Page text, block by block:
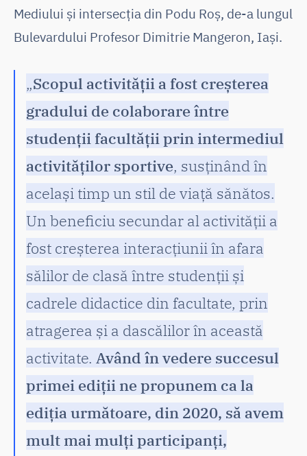
Mediului și intersecția din Podu Roș, de-a lungul
Bulevardului Profesor Dimitrie Mangeron, Iași.
„Scopul activității a fost creșterea
gradului de colaborare între
studenții facultății prin intermediul
activităților sportive, susținând în
același timp un stil de viață sănătos.
Un beneficiu secundar al activității a
fost creșterea interacțiunii în afara
sălilor de clasă între studenții și
cadrele didactice din facultate, prin
atragerea și a dascălilor în această
activitate. Având în vedere succesul
primei ediții ne propunem ca la
ediția următoare, din 2020, să avem
mult mai mulți participanți,